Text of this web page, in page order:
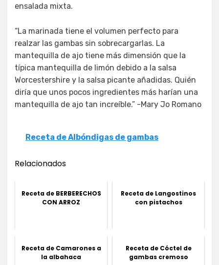
ensalada mixta.
“La marinada tiene el volumen perfecto para
realzar las gambas sin sobrecargarlas. La
mantequilla de ajo tiene más dimensión que la
típica mantequilla de limón debido a la salsa
Worcestershire y la salsa picante añadidas. Quién
diría que unos pocos ingredientes más harían una
mantequilla de ajo tan increíble.” -Mary Jo Romano
Receta de Albóndigas de gambas
Relacionados
Receta de BERBERECHOS
CON ARROZ
Receta de Langostinos
con pistachos
Receta de Camarones a
la albahaca
Receta de Cóctel de
gambas cremoso